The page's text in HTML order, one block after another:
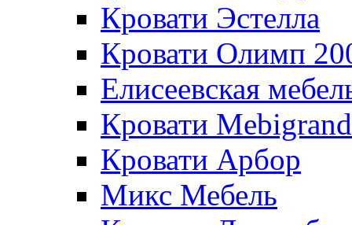
Кровати Эстелла
Кровати Олимп
Елисеевская
Кровати Mebigrand
Кровати Арбор
Микс Мебель